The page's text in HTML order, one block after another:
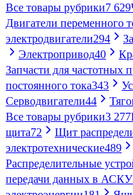
Все товары рубрики7 629
Двигатели переменного
электродвигатели294
Электропривод40
Запчасти для частотных
постоянного тока343
Серводвигатели44
Все товары рубрики3 277
щита72 Щит
электротехнические489
Распределительные
передачи данных в